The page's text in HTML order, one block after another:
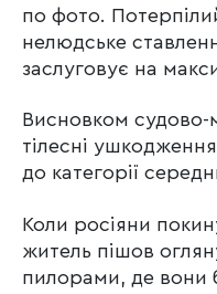
по фото.
нелюдське
заслуговує на
Висновком судово-
тілесні
до категорії
Коли росіяни
житель пішов
пилорами, де вони